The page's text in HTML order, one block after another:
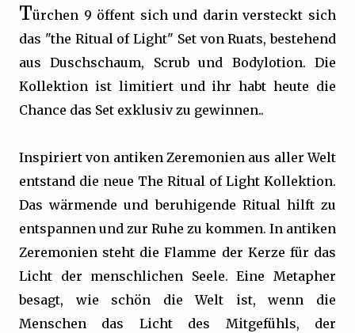
Türchen 9 öffent sich und darin versteckt sich
das "the Ritual of Light" Set von Ruats, bestehend
aus Duschschaum, Scrub und Bodylotion. Die
Kollektion ist limitiert und ihr habt heute die
Chance das Set exklusiv zu gewinnen..
Inspiriert von antiken Zeremonien aus aller Welt
entstand die neue The Ritual of Light Kollektion.
Das wärmende und beruhigende Ritual hilft zu
entspannen und zur Ruhe zu kommen. In antiken
Zeremonien steht die Flamme der Kerze für das
Licht der menschlichen Seele. Eine Metapher
besagt, wie schön die Welt ist, wenn die
Menschen das Licht des Mitgefühls, der